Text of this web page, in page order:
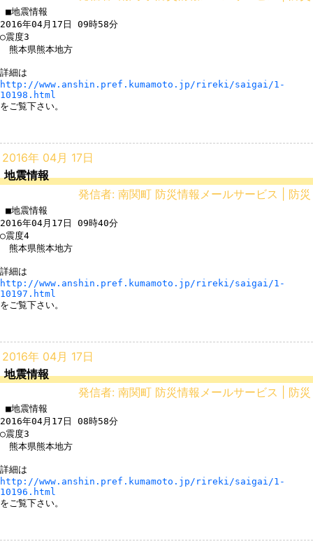
2016年04月17日 09時58分
○震度3
熊本県熊本地方
http://www.anshin.pref.kumamoto.jp/rireki/saigai/1-
10198.html
をご覧下さい。
2016年 04月 17日
地震情報
発信者: 南関町 防災情報メールサービス | 防災
2016年04月17日 09時40分
○震度4
熊本県熊本地方
http://www.anshin.pref.kumamoto.jp/rireki/saigai/1-
10197.html
をご覧下さい。
2016年 04月 17日
地震情報
発信者: 南関町 防災情報メールサービス | 防災
2016年04月17日 08時58分
○震度3
熊本県熊本地方
http://www.anshin.pref.kumamoto.jp/rireki/saigai/1-
10196.html
をご覧下さい。